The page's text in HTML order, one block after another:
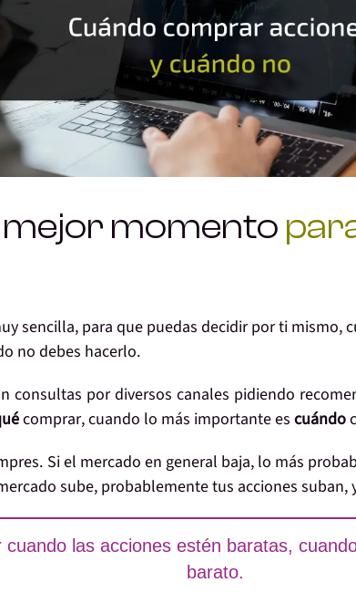
mejor momento
sencilla, para que puedas decidir por ti mismo,
no debes hacerlo.
consultas por diversos canales pidiendo
comprar, cuando lo más importante es cuándo
Si el mercado en general baja, lo más
sube, probablemente tus acciones suban,
cuando las acciones estén baratas,
barato.